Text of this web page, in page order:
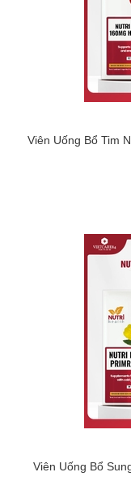
Viên Uống Bổ Tim
Viên Uống Bổ